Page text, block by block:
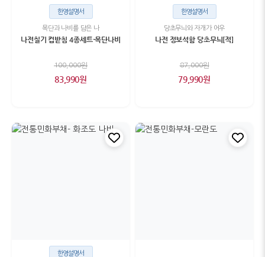
한영설명서
목단과 나비를 담은 나
나전칠기 컵받침 4종세트-목단나비
100,000원
83,990원
한영설명서
당초무늬와 자개가 어우
나전 정보석함 당초무늬[적]
87,000원
79,990원
한영설명서